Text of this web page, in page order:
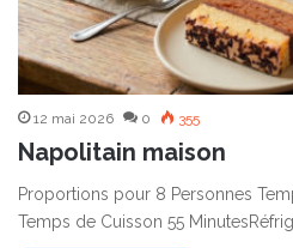
12 mai 2026 0 355
Napolitain maison
Proportions pour 8 Personnes
Temps de Cuisson 55